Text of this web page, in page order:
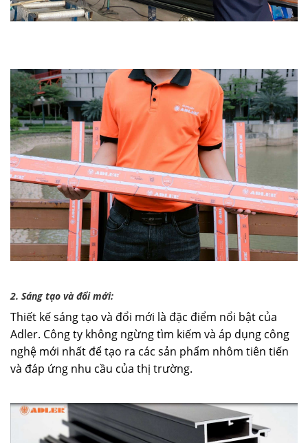
2. Sáng tạo và đổi mới:
Thiết kế sáng tạo và đổi mới là đặc điểm nổi bật của
Adler. Công ty không ngừng tìm kiếm và áp dụng công
nghệ mới nhất để tạo ra các sản phẩm nhôm tiên tiến
và đáp ứng nhu cầu của thị trường.